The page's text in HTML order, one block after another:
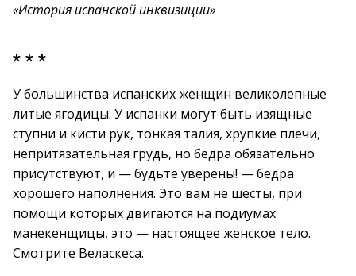
«История испанской инквизиции»
* * *
У большинства испанских женщин великолепные
литые ягодицы. У испанки могут быть изящные
ступни и кисти рук, тонкая талия, хрупкие плечи,
непритязательная грудь, но бедра обязательно
присутствуют, и — будьте уверены! — бедра
хорошего наполнения. Это вам не шесты, при
помощи которых двигаются на подиумах
манекенщицы, это — настоящее женское тело.
Смотрите Веласкеса.